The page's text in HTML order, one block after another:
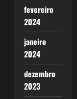
fevereiro
2024
janeiro
2024
dezembro
2023